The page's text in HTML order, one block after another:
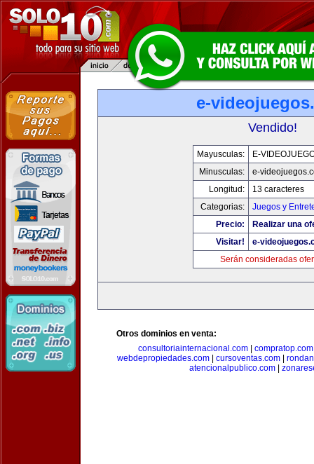
e-
Vendido!
Mayusculas:
E-
Minusculas:
e-
Longitud:
13 caracteres
Categorias:
Juegos y
Precio:
Realizar una
Visitar!
e-
Serán consideradas
Otros dominios en venta:
consultoriainternacional.com
compratop.com
webdepropiedades.com| cursoventas.com|
atencionalpublico.com